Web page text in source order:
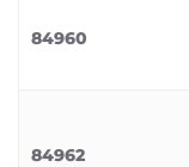
84960
84962